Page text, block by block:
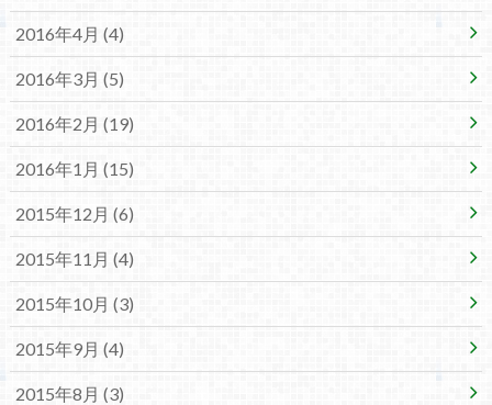
2016年4月 (4)
2016年3月 (5)
2016年2月 (19)
2016年1月 (15)
2015年12月 (6)
2015年11月 (4)
2015年10月 (3)
2015年9月 (4)
2015年8月 (3)